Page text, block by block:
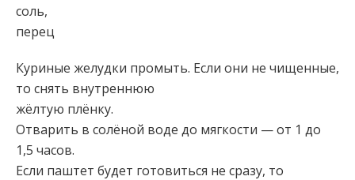
соль,
перец
Куриные желудки промыть. Если они не чищенные,
то снять внутреннюю
жёлтую плёнку.
Отварить в солёной воде до мягкости — от 1 до
1,5 часов.
Если паштет будет готовиться не сразу, то